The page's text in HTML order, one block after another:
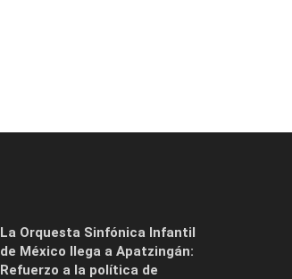
La Orquesta Sinfónica Infantil
de México llega a Apatzingán:
Refuerzo a la política de